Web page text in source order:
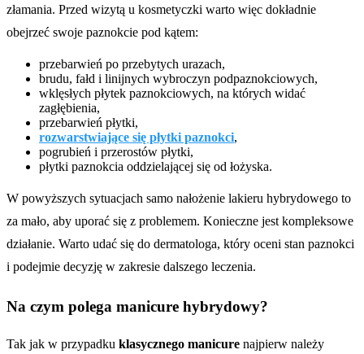
złamania. Przed wizytą u kosmetyczki warto więc dokładnie
obejrzeć swoje paznokcie pod kątem:
przebarwień po przebytych urazach,
brudu, fałd i linijnych wybroczyn podpaznokciowych,
wklęsłych płytek paznokciowych, na których widać
zagłębienia,
przebarwień płytki,
rozwarstwiające się płytki paznokci,
pogrubień i przerostów płytki,
płytki paznokcia oddzielającej się od łożyska.
W powyższych sytuacjach samo nałożenie lakieru hybrydowego to
za mało, aby uporać się z problemem. Konieczne jest kompleksowe
działanie. Warto udać się do dermatologa, który oceni stan paznokci
i podejmie decyzję w zakresie dalszego leczenia.
Na czym polega manicure hybrydowy?
Tak jak w przypadku klasycznego manicure najpierw należy